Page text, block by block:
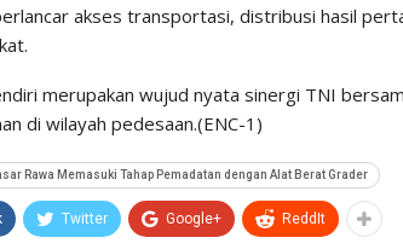
akses transportasi, distribusi hasil
merupakan wujud nyata sinergi TNI
di wilayah pedesaan.(ENC-1)
Rawa Memasuki Tahap Pemadatan dengan Alat Berat Grader
Twitter Google+ ReddIt